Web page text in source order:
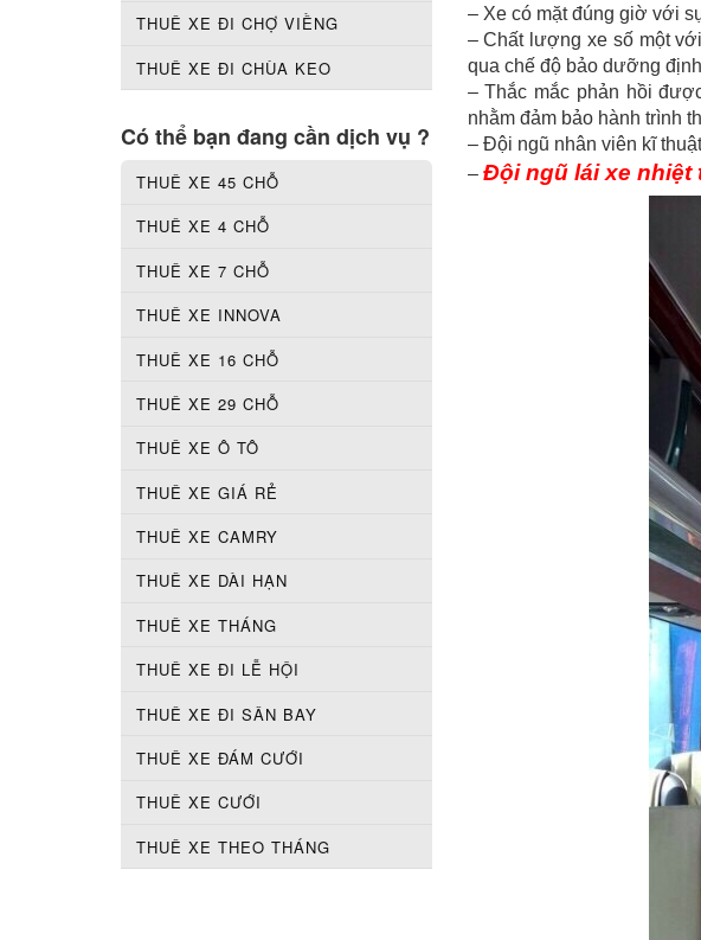
THUÊ XE ĐI CHỢ VIỀNG
THUÊ XE ĐI CHÙA KEO
Có thể bạn đang cần dịch vụ ?
THUÊ XE 45 CHỖ
THUÊ XE 4 CHỖ
THUÊ XE 7 CHỖ
THUÊ XE INNOVA
THUÊ XE 16 CHỖ
THUÊ XE 29 CHỖ
THUÊ XE Ô TÔ
THUÊ XE GIÁ RẺ
THUÊ XE CAMRY
THUÊ XE DÀI HẠN
THUÊ XE THÁNG
THUÊ XE ĐI LỄ HỘI
THUÊ XE ĐI SÂN BAY
THUÊ XE ĐÁM CƯỚI
THUÊ XE CƯỚI
THUÊ XE THEO THÁNG
– Xe có mặt đúng giờ với
– Chất lượng xe số một
qua chế độ bảo dưỡng
– Thắc mắc phản hồi
nhằm đảm bảo hành trình
– Đội ngũ nhân viên kĩ
– Đội ngũ lái xe nhiệt